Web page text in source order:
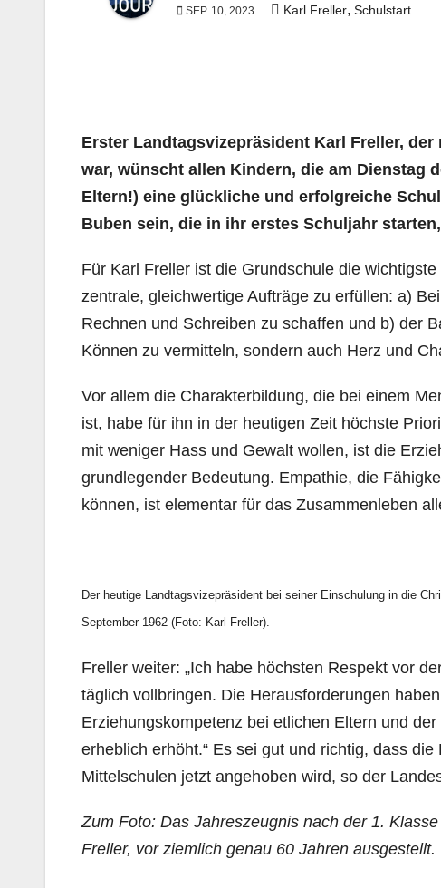
SEP. 10, 2023 Karl Freller, Schulstart
Erster Landtagsvizepräsident Karl Freller,
war, wünscht allen Kindern, die am Dienstag
Eltern!) eine glückliche und erfolgreiche
Buben sein, die in ihr erstes Schuljahr
Für Karl Freller ist die Grundschule die
zentrale, gleichwertige Aufträge zu erfüllen: a)
Rechnen und Schreiben zu schaffen und b) der
Können zu vermitteln, sondern auch Herz und
Vor allem die Charakterbildung, die bei einem
ist, habe für ihn in der heutigen Zeit höchste
mit weniger Hass und Gewalt wollen, ist die
grundlegender Bedeutung. Empathie, die
können, ist elementar für das Zusammenleben
Der heutige Landtagsvizepräsident bei seiner Einschulung in die
September 1962 (Foto: Karl Freller).
Freller weiter: „Ich habe höchsten Respekt vor
täglich vollbringen. Die Herausforderungen
Erziehungskompetenz bei etlichen Eltern und
erheblich erhöht.“ Es sei gut und richtig, dass
Mittelschulen jetzt angehoben wird, so der
Zum Foto: Das Jahreszeugnis nach der 1.
Freller, vor ziemlich genau 60 Jahren ausgestellt.